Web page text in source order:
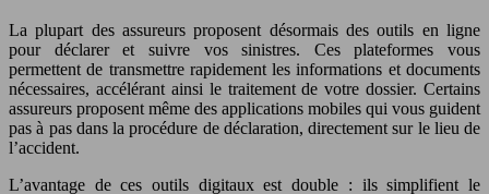
La plupart des assureurs proposent désormais des outils en ligne
pour déclarer et suivre vos sinistres. Ces plateformes vous
permettent de transmettre rapidement les informations et documents
nécessaires, accélérant ainsi le traitement de votre dossier. Certains
assureurs proposent même des applications mobiles qui vous guident
pas à pas dans la procédure de déclaration, directement sur le lieu de
l’accident.
L’avantage de ces outils digitaux est double : ils simplifient le